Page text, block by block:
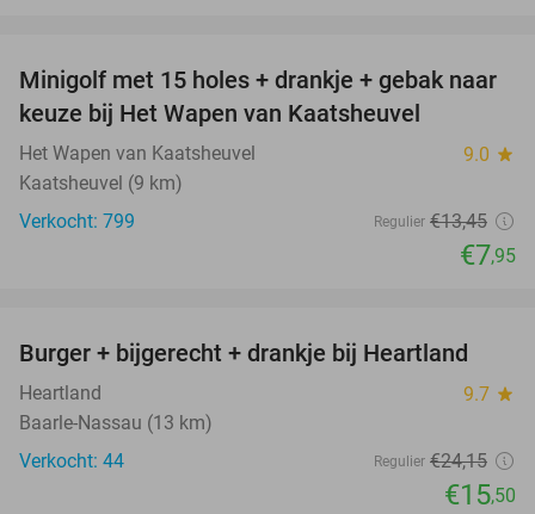
41%
Minigolf met 15 holes + drankje + gebak naar
keuze bij Het Wapen van Kaatsheuvel
Het Wapen van Kaatsheuvel 9.0 star
Kaatsheuvel (9 km)
Verkocht: 799
Regulier €13,45
€7,95
36%
Burger + bijgerecht + drankje bij Heartland
Heartland 9.7 star
Baarle-Nassau (13 km)
Verkocht: 44
Regulier €24,15
€15,50